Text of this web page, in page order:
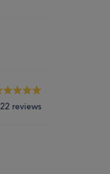
22 reviews